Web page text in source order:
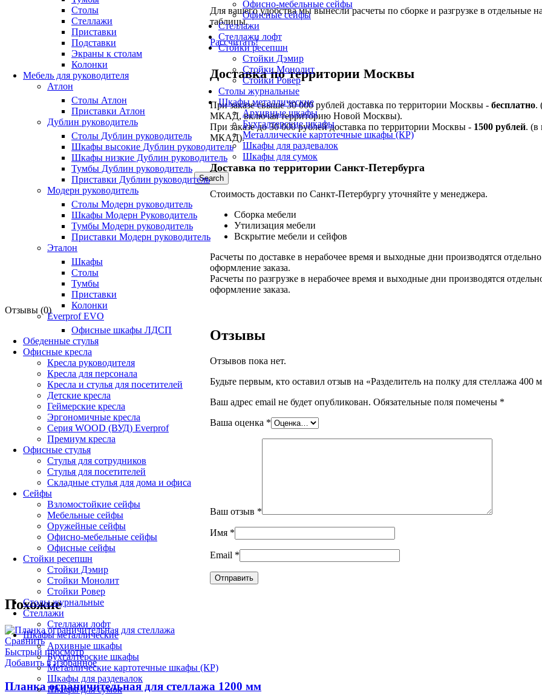
Офисно-мебельные сейфы
Офисные сейфы
Стеллажи
Стеллажи лофт
Стойки ресепшн
Стойки Дэмир
Стойки Монолит
Стойки Ровер
Столы журнальные
Шкафы металлические
Архивные шкафы
Бухгалтерские шкафы
Металлические картотечные шкафы (КР)
Шкафы для раздевалок
Шкафы для сумок
Search
Столы
Стеллажи
Приставки
Подставки
Экраны к столам
Колонки
Мебель для руководителя
Атлон
Столы Атлон
Приставки Атлон
Дублин руководитель
Столы Дублин руководитель
Шкафы высокие Дублин руководитель
Шкафы низкие Дублин руководитель
Тумбы Дублин руководитель
Приставки Дублин руководитель
Модерн руководитель
Столы Модерн руководитель
Шкафы Модерн Руководитель
Тумбы Модерн руководитель
Приставки Модерн руководитель
Эталон
Шкафы
Столы
Тумбы
Приставки
Колонки
Everprof EVO
Офисные шкафы ЛДСП
Обеденные стулья
Офисные кресла
Кресла руководителя
Кресла для персонала
Кресла и стулья для посетителей
Детские кресла
Геймерские кресла
Эргономичные кресла
Серия WOOD (ВУД) Everprof
Премиум кресла
Офисные стулья
Стулья для сотрудников
Стулья для посетителей
Складные стулья для дома и офиса
Сейфы
Взломостойкие сейфы
Мебельные сейфы
Оружейные сейфы
Офисно-мебельные сейфы
Офисные сейфы
Стойки ресепшн
Стойки Дэмир
Стойки Монолит
Стойки Ровер
Столы журнальные
Стеллажи
Стеллажи лофт
Шкафы металлические
Архивные шкафы
Бухгалтерские шкафы
Металлические картотечные шкафы (КР)
Шкафы для раздевалок
Шкафы для сумок
Для вашего удобства мы вынесли расчеты по сборке и разгрузке в отдельные
таблицы.
Рассчитать!
Доставка по территории Москвы
При заказе свыше 30 000 рублей доставка по территории Москвы - бесплатно.
МКАД, включая территорию Новой Москвы).
При заказе до 30 000 рублей доставка по территории Москвы - 1500 рублей. (в
МКАД).
Доставка по территории Санкт-Петербурга
Стоимость доставки по Санкт-Петербургу уточняйте у менеджера.
Сборка мебели
Утилизация мебели
Вскрытие мебели и сейфов
Расчеты по доставке в нерабочее время и выходные дни производятся
оформление заказа.
Расчеты по разгрузке в нерабочее время и выходные дни производятся
оформление заказа.
Отзывы (0)
Отзывы
Отзывов пока нет.
Будьте первым, кто оставил отзыв на «Разделитель на полку для стеллажа 400
Ваш адрес email не будет опубликован. Обязательные поля помечены *
Ваша оценка *
Ваш отзыв *
Имя *
Email *
Похожие
Сравнить
Быстрый просмотр
Добавить в избранное
Планка ограничительная для стеллажа 1200 мм